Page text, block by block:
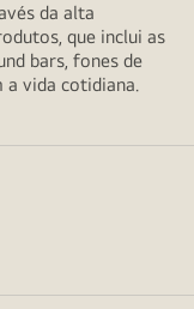
da alta
que inclui as
bars, fones de
vida cotidiana.